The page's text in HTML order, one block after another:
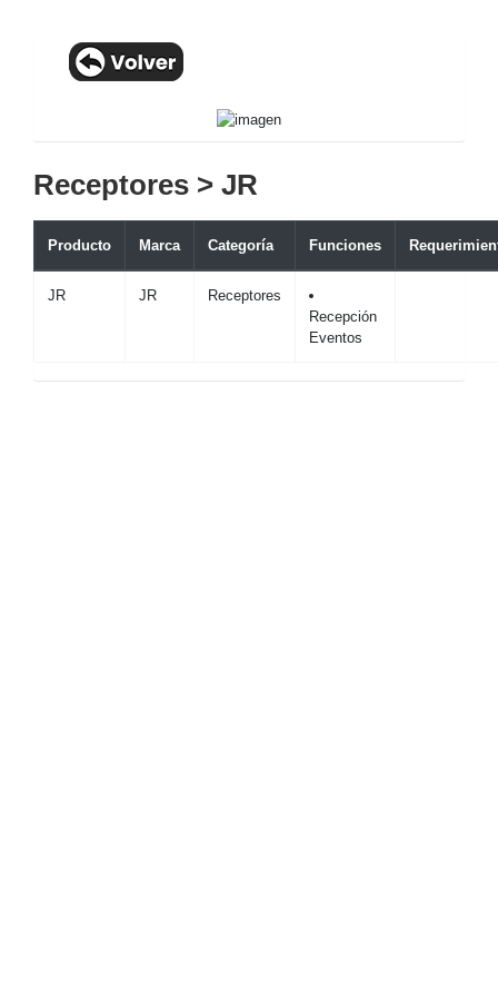
Receptores > JR
Producto Marca Categoría Funciones
JR JR
Receptores
Recepción
Eventos